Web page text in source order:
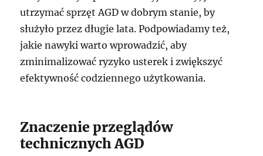
utrzymać sprzęt AGD w dobrym stanie, by
służyło przez długie lata. Podpowiadamy też,
jakie nawyki warto wprowadzić, aby
zminimalizować ryzyko usterek i zwiększyć
efektywność codziennego użytkowania.
Znaczenie przeglądów
technicznych AGD